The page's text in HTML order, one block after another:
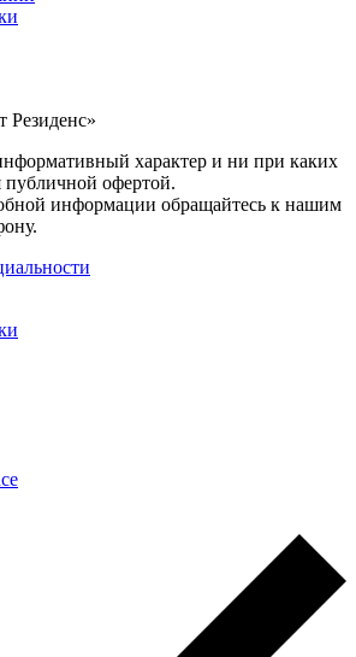
характер и ни при каких
публичной офертой.
информации обращайтесь к нашим